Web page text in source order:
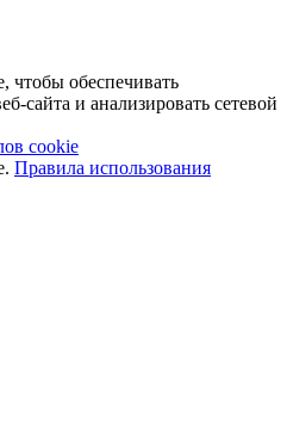
обеспечивать
сайта и анализировать сетевой
cookie
Правила использования